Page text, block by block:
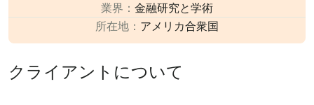
業界： 金融研究と学術
所在地： アメリカ合衆国
クライアントについて